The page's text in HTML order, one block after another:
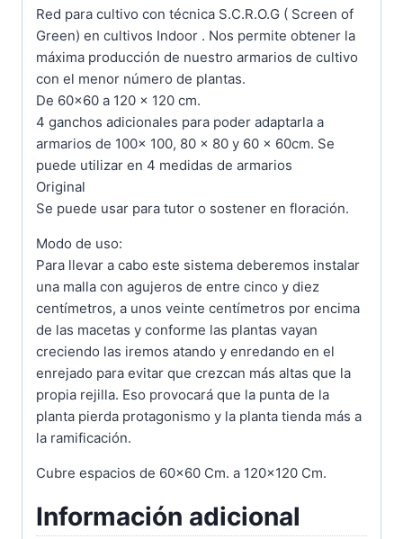
Red para cultivo con técnica S.C.R.O.G ( Screen of
Green) en cultivos Indoor . Nos permite obtener la
máxima producción de nuestro armarios de cultivo
con el menor número de plantas.
De 60×60 a 120 x 120 cm.
4 ganchos adicionales para poder adaptarla a
armarios de 100x 100, 80 x 80 y 60 x 60cm. Se
puede utilizar en 4 medidas de armarios
Original
Se puede usar para tutor o sostener en floración.
Modo de uso:
Para llevar a cabo este sistema deberemos instalar
una malla con agujeros de entre cinco y diez
centímetros, a unos veinte centímetros por encima
de las macetas y conforme las plantas vayan
creciendo las iremos atando y enredando en el
enrejado para evitar que crezcan más altas que la
propia rejilla. Eso provocará que la punta de la
planta pierda protagonismo y la planta tienda más a
la ramificación.
Cubre espacios de 60×60 Cm. a 120×120 Cm.
Información adicional